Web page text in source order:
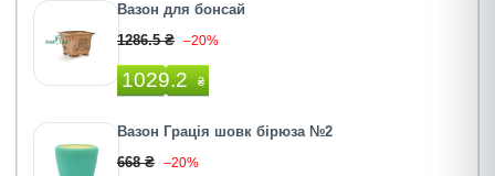
Вазон для бонсай
1286.5 ₴ –20%
1029.2 ₴
Вазон Грація шовк бірюза №2
668 ₴ –20%